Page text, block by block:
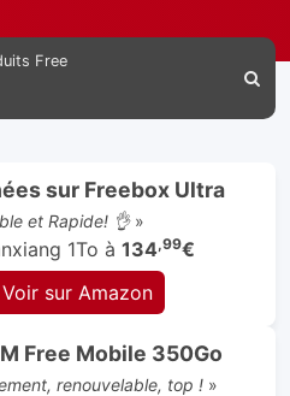
Free
sur Freebox Ultra
et Rapide! 👌»
1To à 134,99€
sur Amazon
Free Mobile 350Go
renouvelable, top !»